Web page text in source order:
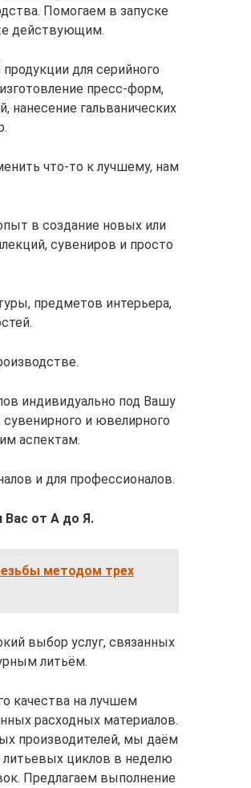
Помогаем в запуске
действующим.
для серийного
пресс-форм,
нанесение гальванических
что-то к лучшему, нам
в создание новых или
сувениров и просто
предметов интерьера,
индивидуально под Вашу
и ювелирного
аспектам.
и для профессионалов.
Вас от А до Я.
методом трех
выбор услуг, связанных
литьём.
качества на лучшем
расходных материалов.
производителей, мы даём
литьевых циклов в неделю
Предлагаем выполнение